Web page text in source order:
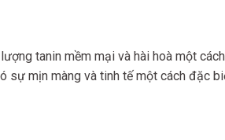
tanin mềm mại và hài hoà một
sự mịn màng và tinh tế một cách đặc